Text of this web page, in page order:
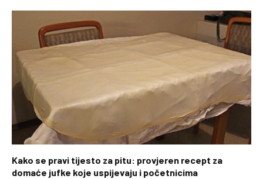
Kako se pravi tijesto za pitu: provjeren recept za
domaće jufke koje uspijevaju i početnicima